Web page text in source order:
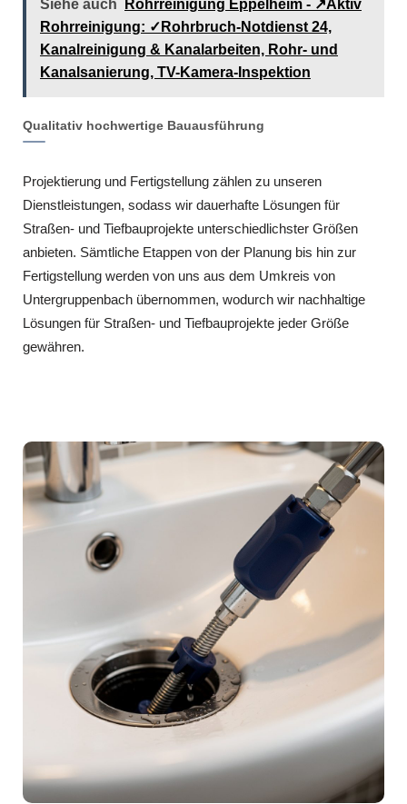
Siehe auch
Rohrreinigung Eppelheim - ↗️Aktiv
Rohrreinigung: ✓Rohrbruch-Notdienst 24,
Kanalreinigung & Kanalarbeiten, Rohr- und
Kanalsanierung, TV-Kamera-Inspektion
Qualitativ hochwertige Bauausführung
Projektierung und Fertigstellung zählen zu unseren
Dienstleistungen, sodass wir dauerhafte Lösungen für
Straßen- und Tiefbauprojekte unterschiedlichster Größen
anbieten. Sämtliche Etappen von der Planung bis hin zur
Fertigstellung werden von uns aus dem Umkreis von
Untergruppenbach übernommen, wodurch wir nachhaltige
Lösungen für Straßen- und Tiefbauprojekte jeder Größe
gewähren.